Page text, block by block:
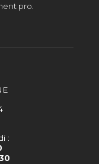
pro.
: